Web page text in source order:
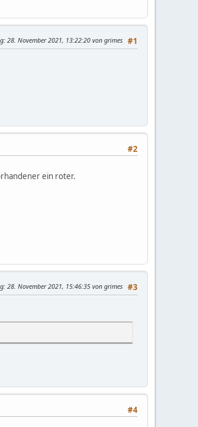
#1
: 28. November 2021, 13:22:20 von grimes
#2
ein roter.
#3
: 28. November 2021, 15:46:35 von grimes
#4